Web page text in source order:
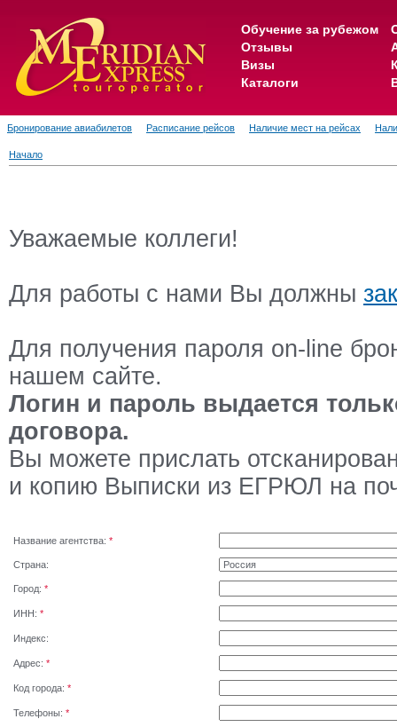
Обучение за рубежом
Отзывы
Визы
Каталоги
Бронирование авиабилетов Расписание рейсов Наличие мест на рейсах
Начало
Уважаемые коллеги!
Для работы с нами Вы должны
Для получения пароля on-line
нашем сайте.
Логин и пароль выдается
договора.
Вы можете прислать
и копию Выписки из ЕГРЮЛ на
Название агентства: *
Страна:
Город: *
ИНН: *
Индекс:
Адрес: *
Код города: *
Телефоны: *